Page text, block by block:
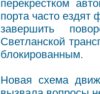
перекрестком
порта часто ездят
завершить
Светланской
блокированным.
Новая схема